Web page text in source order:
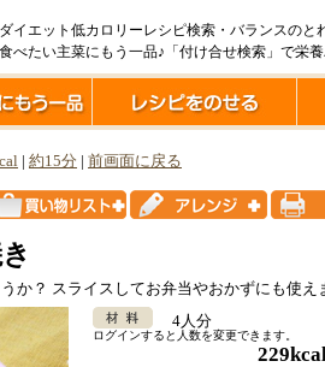
ダイエット低カロリーレシピ検索・バランスのと
食べたい主菜にもう一品♪「付け合せ検索」で栄
約15分 前画面に戻る
か？ スライスしてお弁当やおかずにも使え
4人分
ログインすると人数を変更できます。